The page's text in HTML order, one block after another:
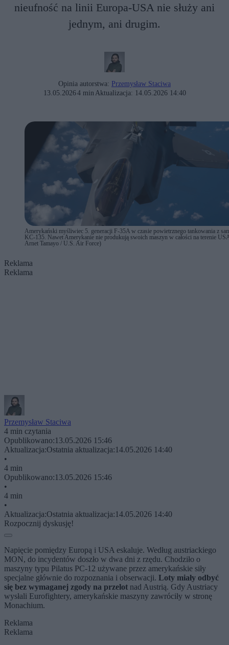
nieufność na linii Europa-USA nie służy ani
jednym, ani drugim.
Opinia autorstwa: Przemysław Staciwa
13.05.20264 min Aktualizacja: 14.05.2026 14:40
Amerykański myśliwiec 5. generacji F-35A w czasie powietrznego tankowania z
KC-135. Nawet Amerykanie nie produkują swoich maszyn w całości na terenie
Arnet Tamayo / U.S. Air Force)
Reklama
Reklama
Przemysław Staciwa
4 min czytania
Opublikowano:13.05.2026 15:46
Aktualizacja:Ostatnia aktualizacja:14.05.2026 14:40
•
4 min
Opublikowano:13.05.2026 15:46
•
4 min
•
Aktualizacja:Ostatnia aktualizacja:14.05.2026 14:40
Rozpocznij dyskusję!
Napięcie pomiędzy Europą i USA eskaluje. Według austriackiego
MON, do incydentów doszło w dwa dni z rzędu. Chodziło o
maszyny typu Pilatus PC-12 używane przez amerykańskie siły
specjalne głównie do rozpoznania i obserwacji. Loty miały odbyć
się bez wymaganej zgody na przelot nad Austrią. Gdy Austriacy
wysłali Eurofightery, amerykańskie maszyny zawróciły w stronę
Monachium.
Reklama
Reklama